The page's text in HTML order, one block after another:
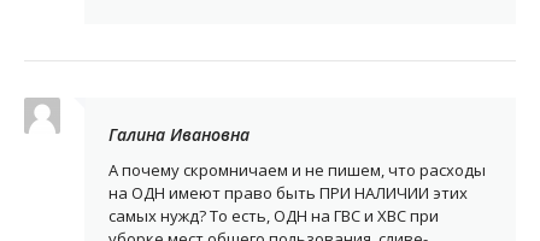
Галина Ивановна
А почему скромничаем и не пишем, что расходы
на ОДН имеют право быть ПРИ НАЛИЧИИ этих
самых нужд? То есть, ОДН на ГВС и ХВС при